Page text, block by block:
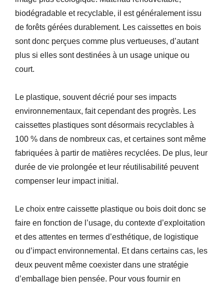
biodégradable et recyclable, il est généralement issu
de forêts gérées durablement. Les caissettes en bois
sont donc perçues comme plus vertueuses, d’autant
plus si elles sont destinées à un usage unique ou
court.
Le plastique, souvent décrié pour ses impacts
environnementaux, fait cependant des progrès. Les
caissettes plastiques sont désormais recyclables à
100 % dans de nombreux cas, et certaines sont même
fabriquées à partir de matières recyclées. De plus, leur
durée de vie prolongée et leur réutilisabilité peuvent
compenser leur impact initial.
Le choix entre caissette plastique ou bois doit donc se
faire en fonction de l’usage, du contexte d’exploitation
et des attentes en termes d’esthétique, de logistique
ou d’impact environnemental. Et dans certains cas, les
deux peuvent même coexister dans une stratégie
d’emballage bien pensée. Pour vous fournir en